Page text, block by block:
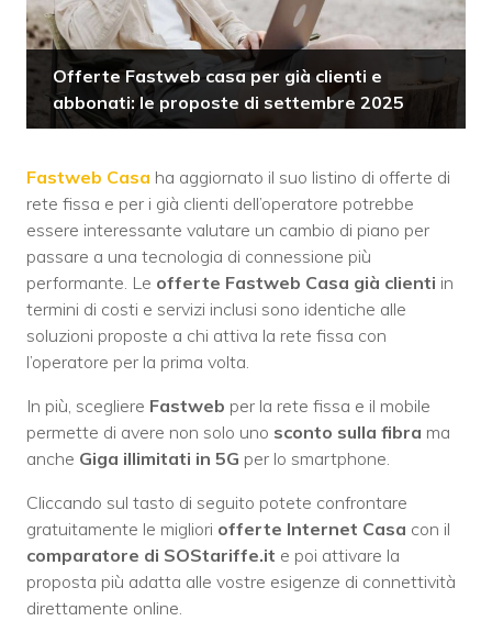
Offerte Fastweb casa per già clienti e
abbonati: le proposte di settembre 2025
Fastweb Casa ha aggiornato il suo listino di offerte di
rete fissa e per i già clienti dell’operatore potrebbe
essere interessante valutare un cambio di piano per
passare a una tecnologia di connessione più
performante. Le offerte Fastweb Casa già clienti in
termini di costi e servizi inclusi sono identiche alle
soluzioni proposte a chi attiva la rete fissa con
l’operatore per la prima volta.
In più, scegliere Fastweb per la rete fissa e il mobile
permette di avere non solo uno sconto sulla fibra ma
anche Giga illimitati in 5G per lo smartphone.
Cliccando sul tasto di seguito potete confrontare
gratuitamente le migliori offerte Internet Casa con il
comparatore di SOStariffe.it e poi attivare la
proposta più adatta alle vostre esigenze di connettività
direttamente online.